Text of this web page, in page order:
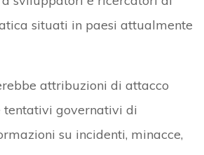
situati in paesi attualmente
attribuzioni di attacco
tentativi governativi di
su incidenti, minacce,